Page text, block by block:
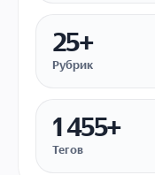
25+
Рубрик
1 455+
Тегов